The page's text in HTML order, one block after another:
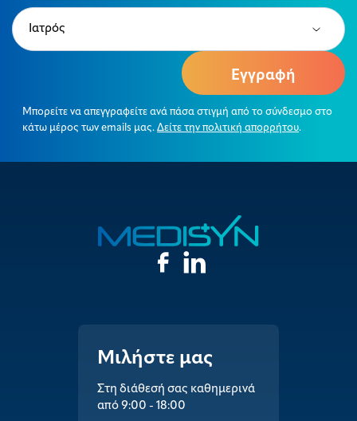
Type
(Required)
Μπορείτε να απεγγραφείτε ανά πάσα στιγμή από το σύνδεσμο στο
κάτω μέρος των emails μας. Δείτε την πολιτική απορρήτου.
Μιλήστε μας
Στη διάθεσή σας καθημερινά
από 9:00 - 18:00